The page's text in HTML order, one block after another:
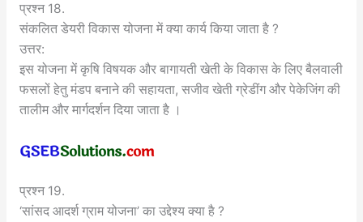
प्रश्न 18.
संकलित डेयरी विकास योजना में क्या कार्य किया जाता है ?
उत्तर:
इस योजना में कृषि विषयक और बागायती खेती के विकास के लिए बैलवाली
फसलों हेतु मंडप बनाने की सहायता, सजीव खेती ग्रेडींग और पेकेजिंग की
तालीम और मार्गदर्शन दिया जाता है ।
प्रश्न 19.
‘सांसद आदर्श ग्राम योजना’ का उद्देश्य क्या है ?